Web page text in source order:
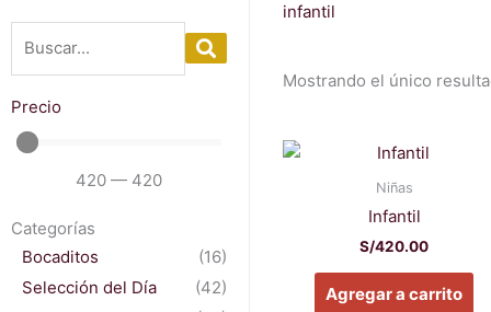
Precio
420 — 420
Categorías
Bocaditos
(16)
Selección del Día
(42)
infantil
Mostrando el único
Niñas
Infantil
S/420.00
Agregar a carrito